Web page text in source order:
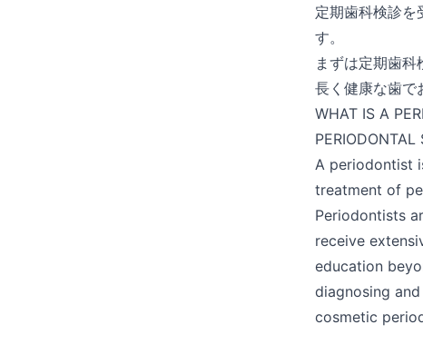
定期歯科検診を
す。
まずは定期歯科
長く健康な歯で
WHAT IS A
PERIODONTAL
A periodontist
treatment of
Periodontists
receive
education
diagnosing
cosmetic